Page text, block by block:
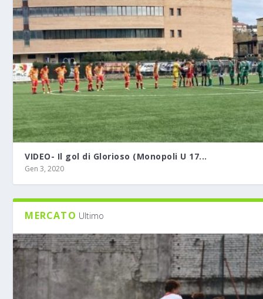
VIDEO- Il gol di Glorioso (Monopoli U 17...
Gen 3, 2020
MERCATO Ultimo